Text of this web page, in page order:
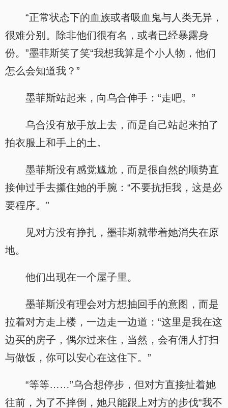
“正常状态下的血族或者吸血鬼与人类无异，
很难分别。除非他们很有名，或者已经暴露身
份。”墨菲斯笑了笑“我想我算是个小人物，他们
怎么会知道我？”
墨菲斯站起来，向乌合伸手：“走吧。”
乌合没有放手放上去，而是自己站起来拍了
拍衣服上和手上的土。
墨菲斯没有感觉尴尬，而是很自然的顺势直
接伸过手去攥住她的手腕：“不要抗拒我，这是必
要程序。”
见对方没有挣扎，墨菲斯就带着她消失在原
地。
他们出现在一个屋子里。
墨菲斯没有理会对方想抽回手的意图，而是
拉着对方走上楼，一边走一边道：“这里是我在这
边买的房子，偶尔过来住，当然，会有佣人打扫
与做饭，你可以安心在这住下。”
“等等……”乌合想停步，但对方直接扯着她
往前，为了不摔倒，她只能跟上对方的步伐“我不